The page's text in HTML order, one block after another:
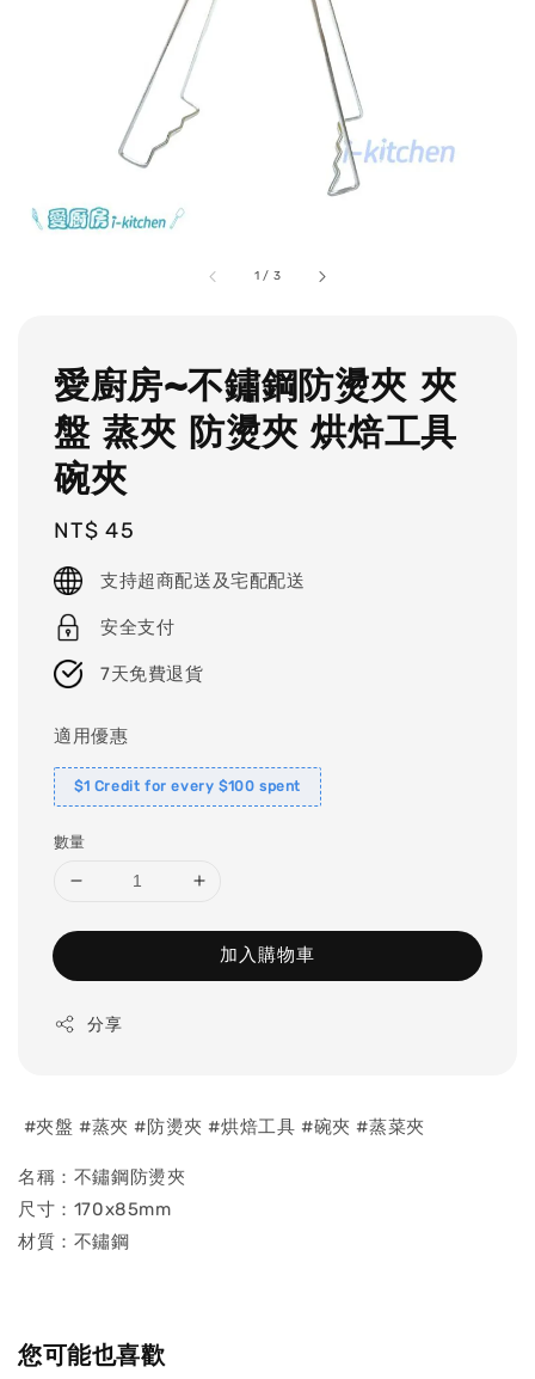
1 / 3
愛廚房~不鏽鋼防燙夾 夾
盤 蒸夾 防燙夾 烘焙工具
碗夾
Regular
price
NT$ 45
支持超商配送及宅配配送
安全支付
7天免費退貨
適用優惠
$1 Credit for every $100 spent
數量
加入購物車
分享
#夾盤 #蒸夾 #防燙夾 #烘焙工具 #碗夾 #蒸菜夾
名稱：不鏽鋼防燙夾
尺寸：170x85mm
材質：不鏽鋼
您可能也喜歡